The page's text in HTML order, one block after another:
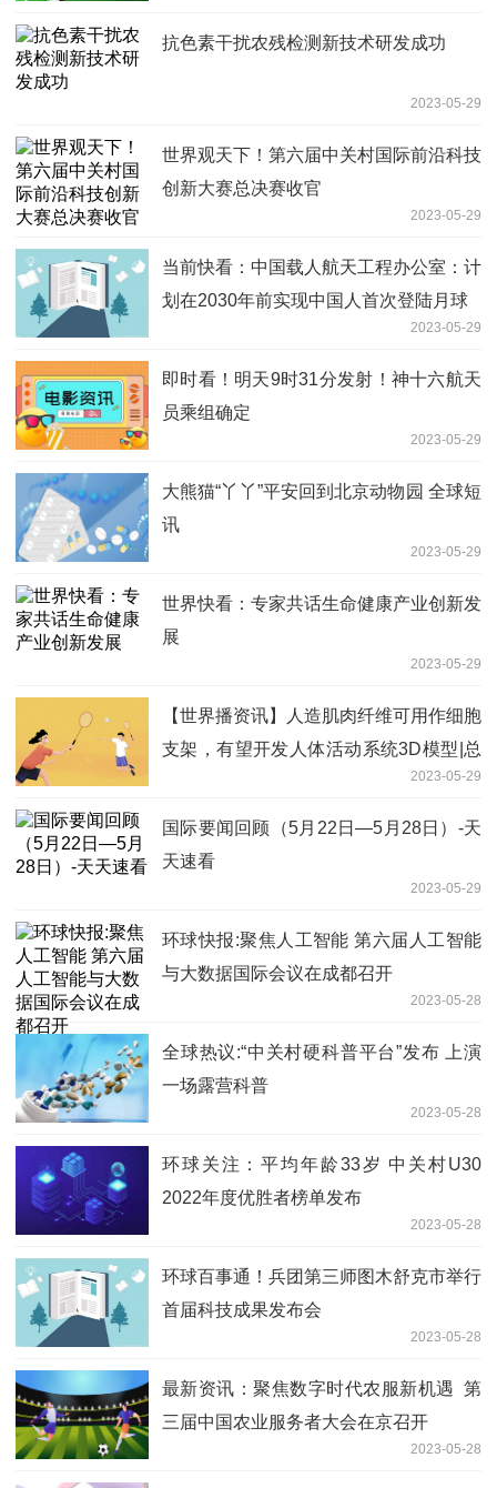
抗色素干扰农残检测新技术研发成功
2023-05-29
世界观天下！第六届中关村国际前沿科技
创新大赛总决赛收官
2023-05-29
当前快看：中国载人航天工程办公室：计
划在2030年前实现中国人首次登陆月球
2023-05-29
即时看！明天9时31分发射！神十六航天
员乘组确定
2023-05-29
大熊猫“丫丫”平安回到北京动物园 全球短
讯
2023-05-29
世界快看：专家共话生命健康产业创新发
展
2023-05-29
【世界播资讯】人造肌肉纤维可用作细胞
支架，有望开发人体活动系统3D模型|总
2023-05-29
国际要闻回顾（5月22日—5月28日）-天
天速看
2023-05-29
环球快报:聚焦人工智能 第六届人工智能
与大数据国际会议在成都召开
2023-05-28
全球热议:“中关村硬科普平台”发布 上演
一场露营科普
2023-05-28
环球关注：平均年龄33岁 中关村U30
2022年度优胜者榜单发布
2023-05-28
环球百事通！兵团第三师图木舒克市举行
首届科技成果发布会
2023-05-28
最新资讯：聚焦数字时代农服新机遇 第
三届中国农业服务者大会在京召开
2023-05-28